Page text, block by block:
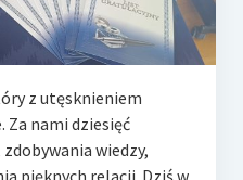
z utęsknieniem
Za nami dziesięć
wiedzy,
pięknych relacji. Dziś w